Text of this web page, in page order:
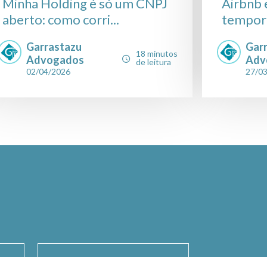
Minha Holding é só um CNPJ
aberto: como corri...
Garrastazu
Advogados
02/04/2026
18 minutos
de leitura
Airbnb
27/